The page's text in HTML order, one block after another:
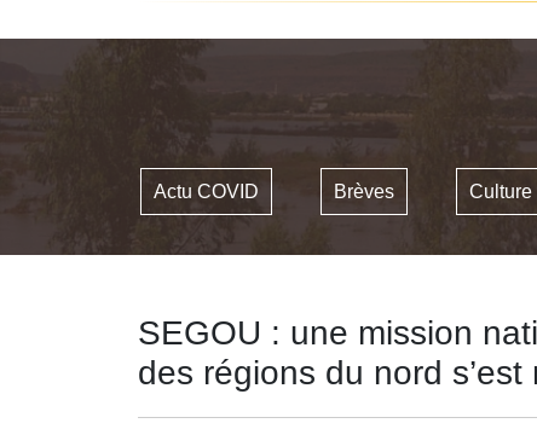
Actu COVID Brèves Culture
SEGOU : une mission
des régions du nord